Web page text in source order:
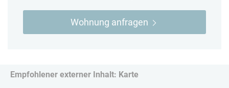
Wohnung anfragen
Empfohlener externer Inhalt: Karte